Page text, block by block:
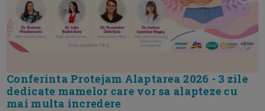
Conferinta Protejam Alaptarea 2026 - 3 zile
dedicate mamelor care vor sa alapteze cu
mai multa incredere